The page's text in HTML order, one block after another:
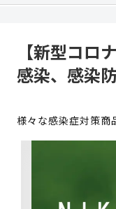
【新型コロ
感染、感染
様々な感染症対策商